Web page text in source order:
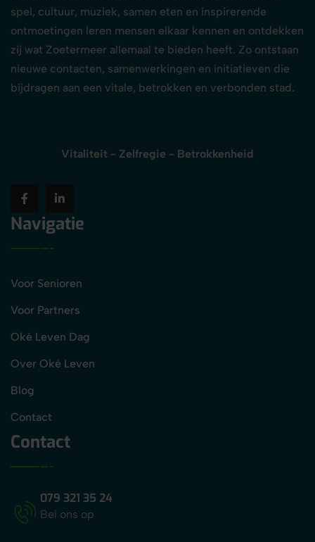
spel, cultuur, muziek, samen eten en inspirerende
ontmoetingen leren mensen elkaar kennen en ontdekken
zij wat Zoetermeer allemaal te bieden heeft. Zo ontstaan
nieuwe contacten, samenwerkingen en initiatieven die
bijdragen aan een vitale, betrokken en verbonden stad.
Vitaliteit - Zelfregie - Betrokkenheid
fab
fa-
fab
fa-
Navigatie
Voor Senioren
Voor Partners
Oké Leven Dag
Over Oké Leven
Blog
Contact
Contact
079 321 35 24
Bel ons op